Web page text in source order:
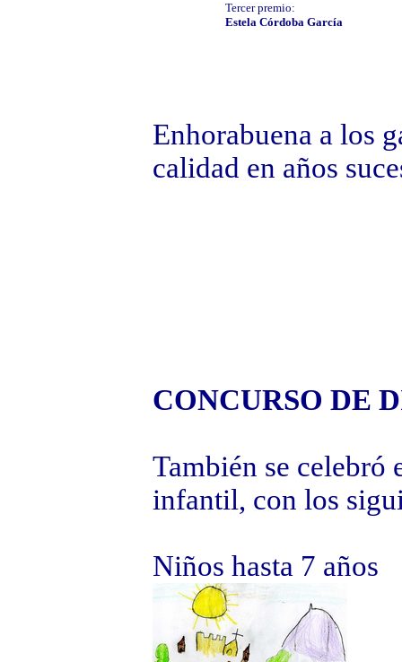
Tercer premio:
Estela Córdoba García
Enhorabuena a los
calidad en años
CONCURSO DE
También se
infantil, con los
Niños hasta 7 años